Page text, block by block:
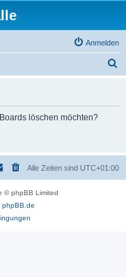
Anmelden
löschen möchten?
Alle Zeiten sind UTC+01:00
© phpBB Limited
phpBB.de